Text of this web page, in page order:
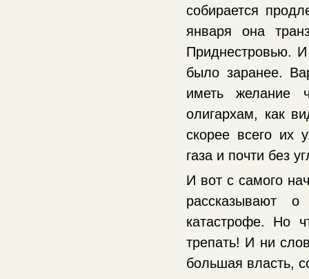
собирается
января она
Приднестровью.
было заранее.
иметь желание
олигархам, как
скорее всего их
газа и почти без
И вот с самого
рассказывают о
катастрофе. Но
трепать! И ни
большая власть,